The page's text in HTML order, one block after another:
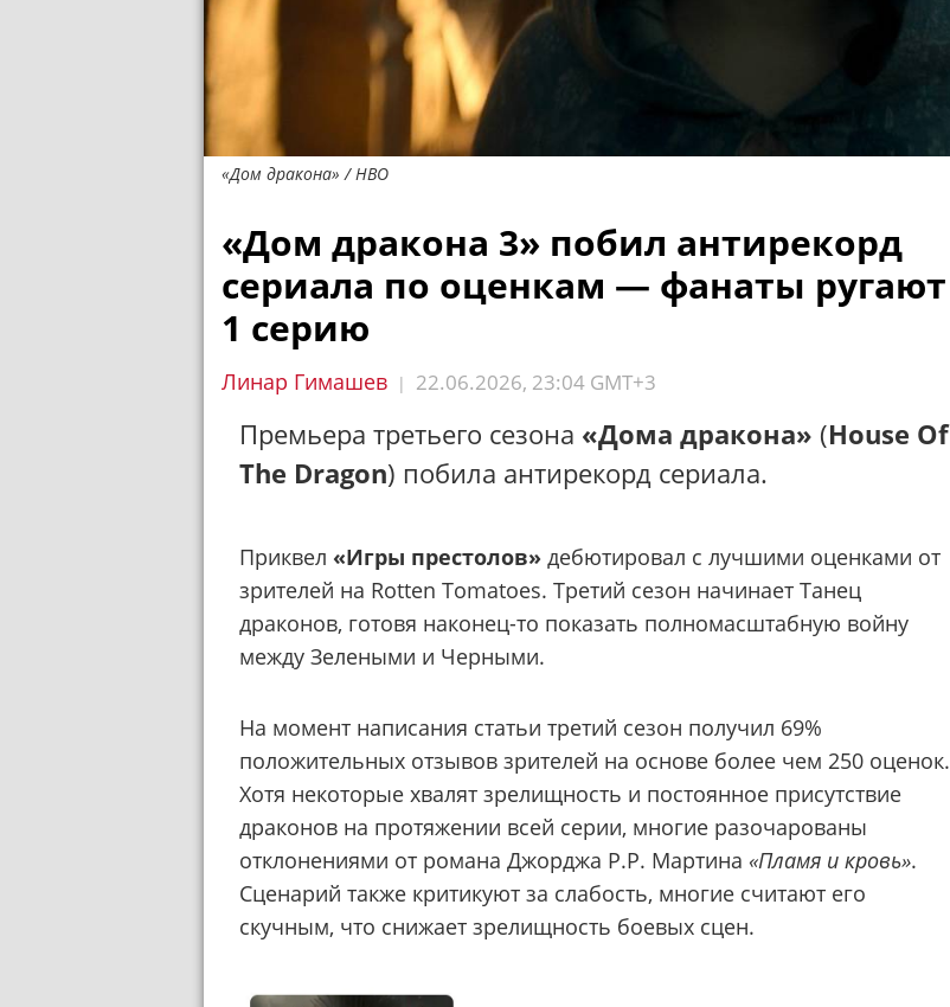
«Дом дракона» / HBO
«Дом дракона 3» побил антирекорд
сериала по оценкам — фанаты ругают
1 серию
Линар Гимашев | 22.06.2026, 23:04 GMT+3
Премьера третьего сезона «Дома дракона» (House Of
The Dragon) побила антирекорд сериала.
Приквел «Игры престолов» дебютировал с лучшими оценками от
зрителей на Rotten Tomatoes. Третий сезон начинает Танец
драконов, готовя наконец-то показать полномасштабную войну
между Зелеными и Черными.
На момент написания статьи третий сезон получил 69%
положительных отзывов зрителей на основе более чем 250 оценок.
Хотя некоторые хвалят зрелищность и постоянное присутствие
драконов на протяжении всей серии, многие разочарованы
отклонениями от романа Джорджа Р.Р. Мартина «Пламя и кровь».
Сценарий также критикуют за слабость, многие считают его
скучным, что снижает зрелищность боевых сцен.